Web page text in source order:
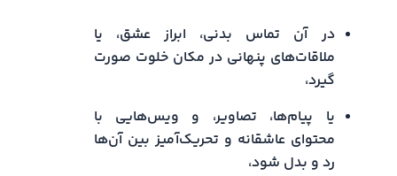
در آن تماس بدنی، ابراز عشق، یا
ملاقات‌های پنهانی در مکان خلوت صورت
گیرد،
یا پیام‌ها، تصاویر، و ویس‌هایی با
محتوای عاشقانه و تحریک‌آمیز بین آن‌ها
رد و بدل شود،